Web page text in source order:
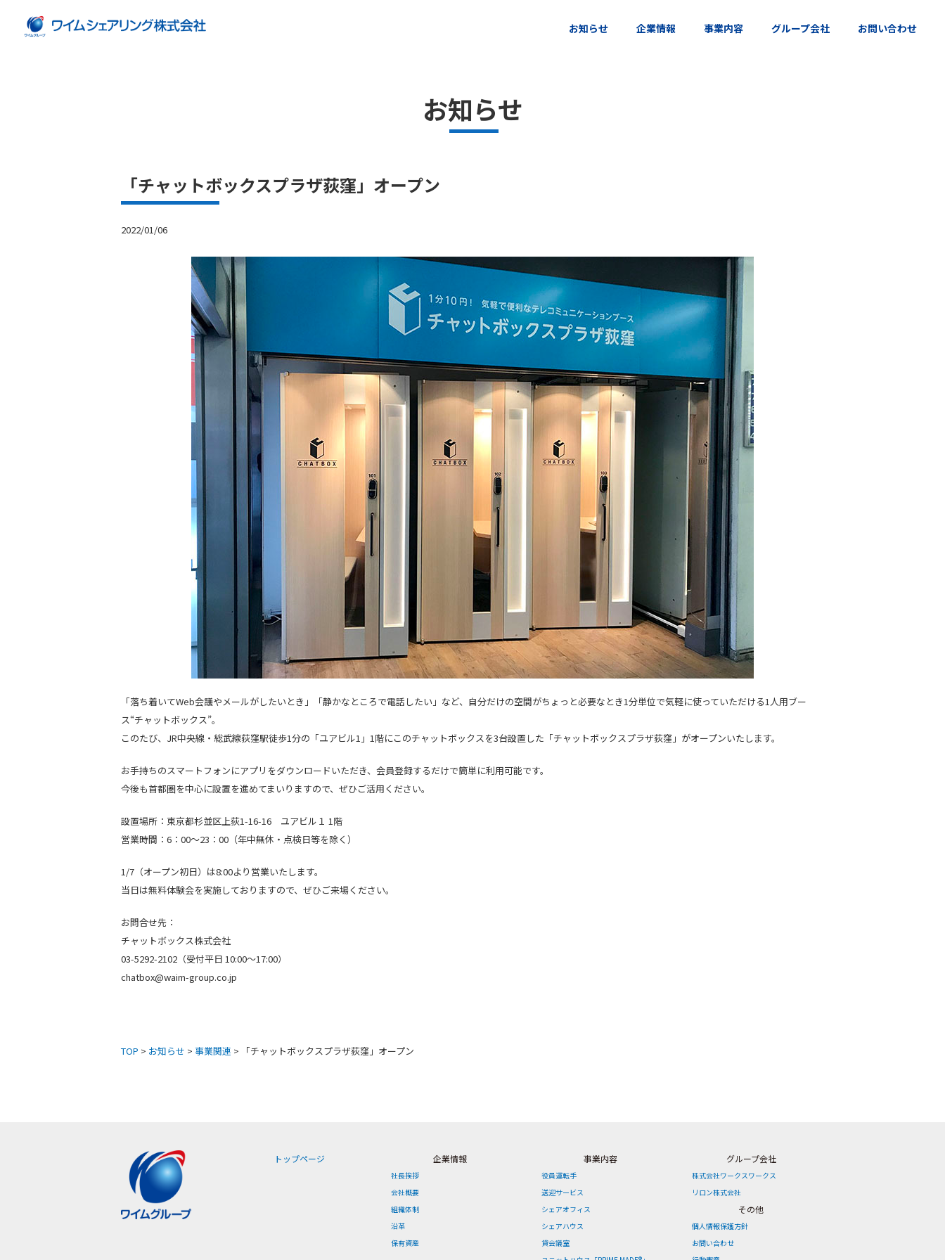
お知らせ 企業情報 事業内容 グループ会社 お問い合わせ
お知らせ
「チャットボックスプラザ荻窪」オープン
2022/01/06
「落ち着いてWeb会議やメールがしたいとき」「静かなところで電話したい」など、自分だけの空間がちょっと必要なとき1分単位で気軽に使っていただける1人用ブー
ス“チャットボックス”。
このたび、JR中央線・総武線荻窪駅徒歩1分の「ユアビル1」1階にこのチャットボックスを3台設置した「チャットボックスプラザ荻窪」がオープンいたします。
お手持ちのスマートフォンにアプリをダウンロードいただき、会員登録するだけで簡単に利用可能です。
今後も首都圏を中心に設置を進めてまいりますので、ぜひご活用ください。
設置場所：東京都杉並区上荻1-16-16 ユアビル１ 1階
営業時間：6：00～23：00（年中無休・点検日等を除く）
1/7（オープン初日）は8:00より営業いたします。
当日は無料体験会を実施しておりますので、ぜひご来場ください。
お問合せ先：
チャットボックス株式会社
03-5292-2102（受付平日 10:00～17:00）
chatbox@waim-group.co.jp
TOP > お知らせ > 事業関連 > 「チャットボックスプラザ荻窪」オープン
トップページ 企業情報
社長挨拶
会社概要
組織体制
沿革
保有資産
事業内容
役員運転手
送迎サービス
シェアオフィス
シェアハウス
貸会議室
グループ会社
株式会社ワークスワークス
リロン株式会社
その他
個人情報保護方針
お問い合わせ